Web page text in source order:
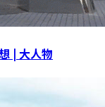
| 大人物